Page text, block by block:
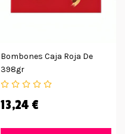
Bombones Caja Roja De
398gr
13,24 €